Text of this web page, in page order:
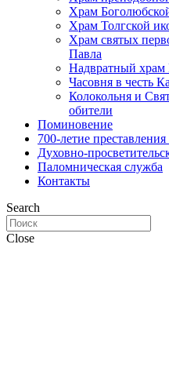
Храм
Храм Толгской
Храм святых
Павла
Надвратный храм
Часовня в честь
Колокольня и
обители
Поминовение
700-летие
Духовно-
Паломническая служба
Контакты
Search
Close